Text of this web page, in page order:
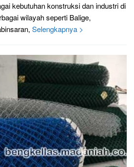
kebutuhan konstruksi dan industri di
wilayah seperti Balige,
Selengkapnya >